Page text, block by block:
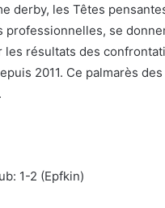
derby, les Têtes
professionnelles, se
les résultats des
2011. Ce palmarès
1-2 (Epfkin)